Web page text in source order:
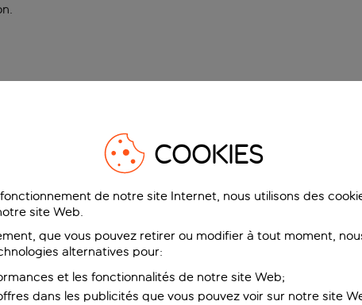
.
COOKIES
de notre site Internet, nous utilisons des
site Web.
que vous pouvez retirer ou modifier à tout moment,
alternatives pour:
et les fonctionnalités de notre site Web;
dans les publicités que vous pouvez voir sur notre site